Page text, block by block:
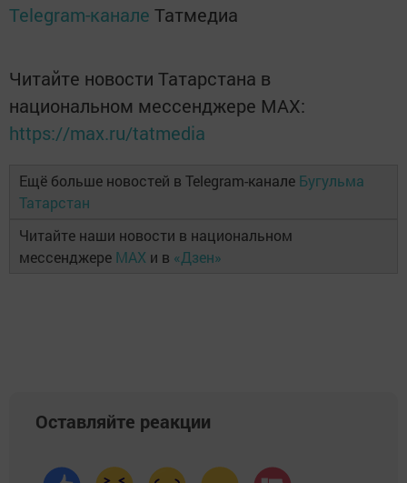
Telegram-канале Татмедиа
Читайте новости Татарстана в
национальном мессенджере MАХ:
https://max.ru/tatmedia
Ещё больше новостей в Telegram-канале Бугульма
Татарстан
Читайте наши новости в национальном
мессенджере MAX и в «Дзен»
Оставляйте реакции